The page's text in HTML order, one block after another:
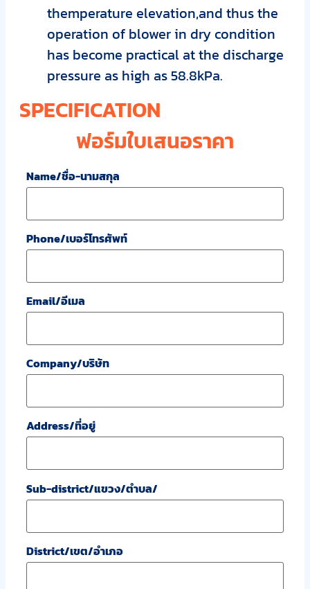
themperature elevation,and thus the
operation of blower in dry condition
has become practical at the discharge
pressure as high as 58.8kPa.
SPECIFICATION
ฟอร์มใบเสนอราคา
Name/ชื่อ-นามสกุล
Phone/เบอร์โทรศัพท์
Email/อีเมล
Company/บริษัท
Address/ที่อยู่
Sub-district/แขวง/ตำบล/
District/เขต/อำเภอ